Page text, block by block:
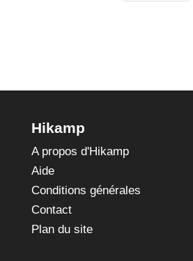
Hikamp
A propos d'Hikamp
Aide
Conditions générales
Contact
Plan du site